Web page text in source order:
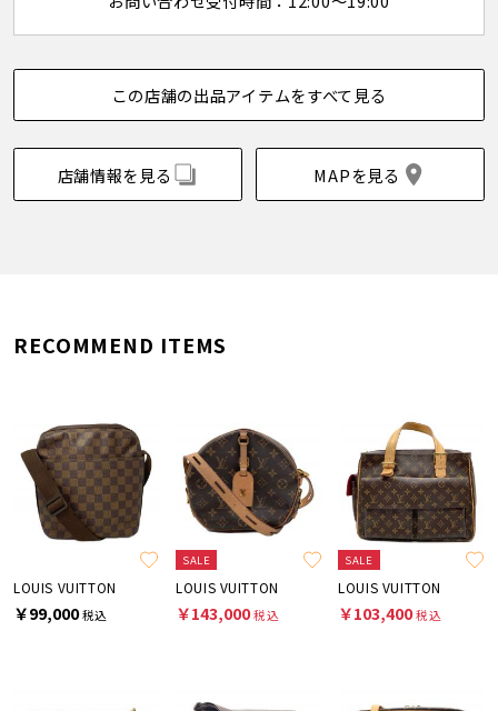
この店舗の出品アイテムをすべて見る
店舗情報を見る MAPを見る
RECOMMEND ITEMS
LOUIS VUITTON
￥99,000税込
SALE
LOUIS VUITTON
￥143,000税込
SALE
LOUIS VUITTON
￥103,400税込